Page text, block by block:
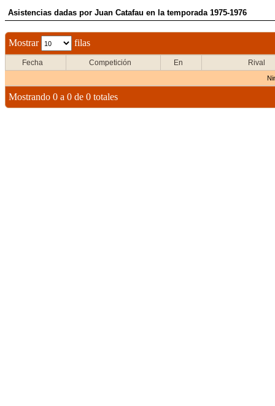
Asistencias dadas por Juan Catafau en la temporada 1975-1976
Mostrar filas
Fecha Competición En Rival
Mostrando 0 a 0 de 0 totales